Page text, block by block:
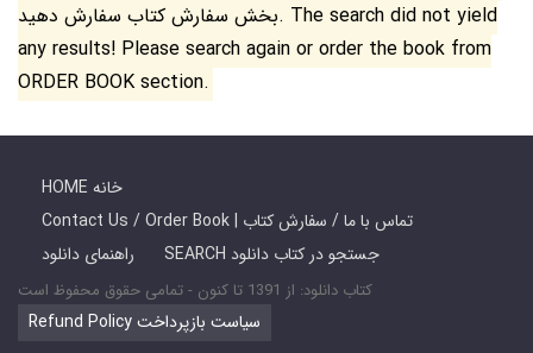
بخش سفارش کتاب سفارش دهید. The search did not yield
any results! Please search again or order the book from
ORDER BOOK section.
HOME خانه
Contact Us / Order Book | تماس با ما / سفارش کتاب
راهنمای دانلود
SEARCH جستجو در کتاب دانلود
کتاب دانلود: از 1391 تا کنون - تمامی حقوق محفوظ است
Refund Policy سیاست بازپرداخت